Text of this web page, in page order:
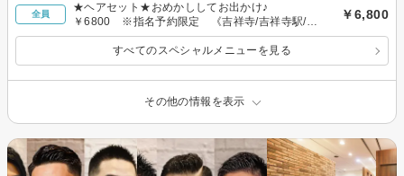
全員
★ヘアセット★おめかししてお出かけ♪
￥6800 ※指名予約限定 《吉祥寺/吉祥寺駅/ヘ
アセット》
￥6,800
すべてのスペシャルメニューを見る
その他の情報を表示